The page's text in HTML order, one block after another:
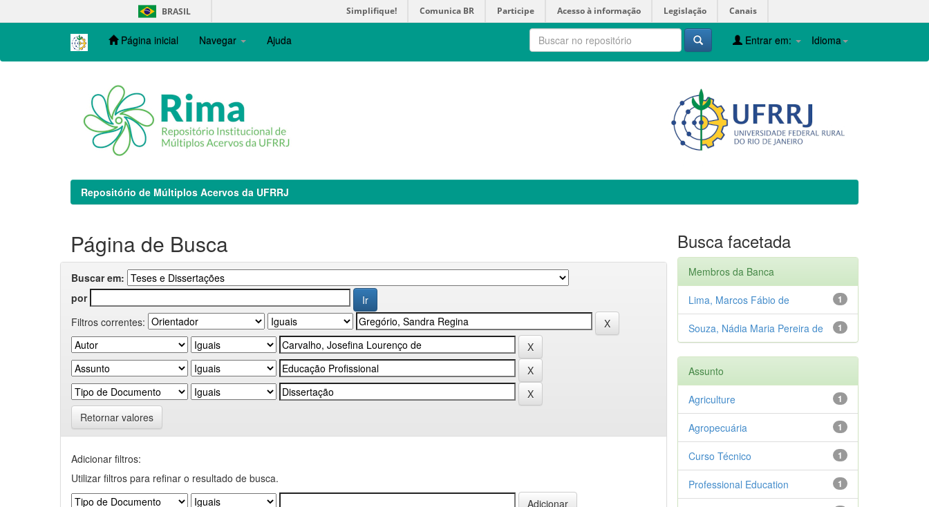
navigation
BRASIL Simplifique! Comunica BR Participe Acesso à informação Legislação Canais
Página inicial Navegar Ajuda Idioma
Entrar em:
Repositório de Múltiplos Acervos da UFRRJ
Página de Busca
Buscar em:
por
Filtros correntes:
Retornar valores
Adicionar filtros:
Utilizar filtros para refinar o resultado de busca.
Busca facetada
Membros da Banca
1
Lima, Marcos Fábio de
1
Souza, Nádia Maria Pereira de
Assunto
1
Agriculture
1
Agropecuária
1
Curso Técnico
1
Professional Education